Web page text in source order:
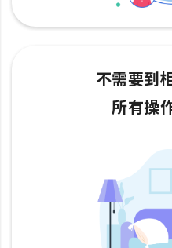
不需要到
所有操